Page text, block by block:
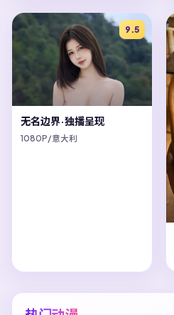
9.5
无名边界·独播呈现
1080P/意大利